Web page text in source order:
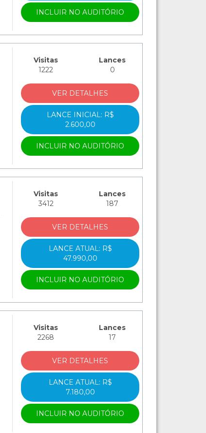
INCLUIR NO AUDITÓRIO
Visitas
1222
Lances
0
VER DETALHES
LANCE INICIAL: R$
2.600,00
INCLUIR NO AUDITÓRIO
Visitas
3412
Lances
187
VER DETALHES
LANCE ATUAL: R$
47.990,00
INCLUIR NO AUDITÓRIO
Visitas
2268
Lances
17
VER DETALHES
LANCE ATUAL: R$
7.180,00
INCLUIR NO AUDITÓRIO